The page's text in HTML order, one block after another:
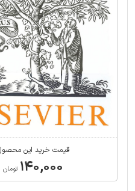
قیمت خرید این
۱۴۰,۰۰۰ تومان